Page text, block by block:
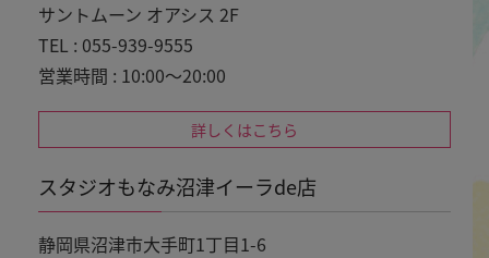
サントムーン オアシス 2F
TEL : 055-939-9555
営業時間 : 10:00～20:00
詳しくはこちら
スタジオもなみ沼津イーラde店
静岡県沼津市大手町1丁目1-6